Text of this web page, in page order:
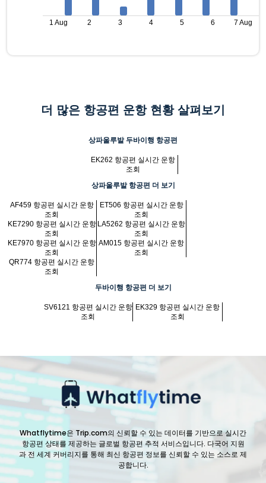
1 Aug 2 3 4 5 6 7 Aug
더 많은 항공편 운항 현황 살펴보기
상파울루발 두바이행 항공편
EK262 항공편 실시간 운항
조회
상파울루발 항공편 더 보기
AF459 항공편 실시간 운항
조회
ET506 항공편 실시간 운항
조회
KE7290 항공편 실시간 운항
조회
LA5262 항공편 실시간 운항
조회
KE7970 항공편 실시간 운항
조회
AM015 항공편 실시간 운항
조회
QR774 항공편 실시간 운항
조회
두바이행 항공편 더 보기
SV6121 항공편 실시간 운항
조회
EK329 항공편 실시간 운항
조회
Whatflytime은 Trip.com의 신뢰할 수 있는 데이터를 기반으로 실시간
항공편 상태를 제공하는 글로벌 항공편 추적 서비스입니다. 다국어 지원
과 전 세계 커버리지를 통해 최신 항공편 정보를 신뢰할 수 있는 소스로 제
공합니다.